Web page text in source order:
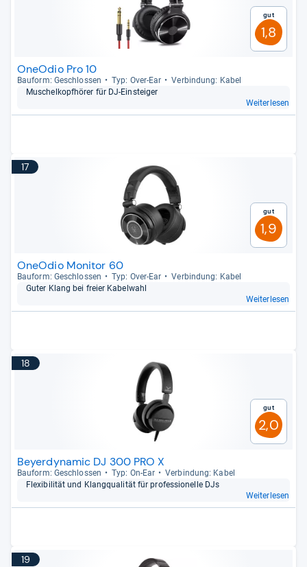
Gut
1,8
OneOdio Pro 10
Bau­form: Geschlos­sen Typ: Over-​Ear
Ver­bin­dung: Kabel
Muschel­kopf­hö­rer für DJ-​Ein­stei­ger
Weiterlesen
17
Gut
1,9
OneOdio Monitor 60
Bau­form: Geschlos­sen Typ: Over-​Ear
Ver­bin­dung: Kabel
Guter Klang bei freier Kabel­wahl
Weiterlesen
18
Gut
2,0
Beyerdynamic DJ 300 PRO X
Bau­form: Geschlos­sen Typ: On-​Ear
Ver­bin­dung: Kabel
Fle­xi­bi­li­tät und Klang­qua­li­tät für pro­fes­sio­nelle DJs
Weiterlesen
19